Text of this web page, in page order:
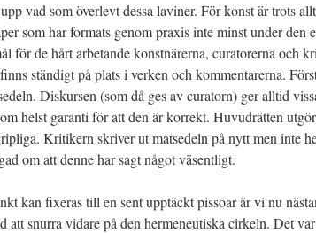
vad som överlevt dessa laviner. För konst är trots
som har formats genom praxis inte minst under den
för de hårt arbetande konstnärerna, curatorerna och
ständigt på plats i verken och kommentarerna.
Diskursen (som då ges av curatorn) ger alltid
helst garanti för att den är korrekt. Huvudrätten
Kritikern skriver ut matsedeln på nytt men inte
om att denne har sagt något väsentligt.
kan fixeras till en sent upptäckt pissoar är vi nu
att snurra vidare på den hermeneutiska cirkeln. Det